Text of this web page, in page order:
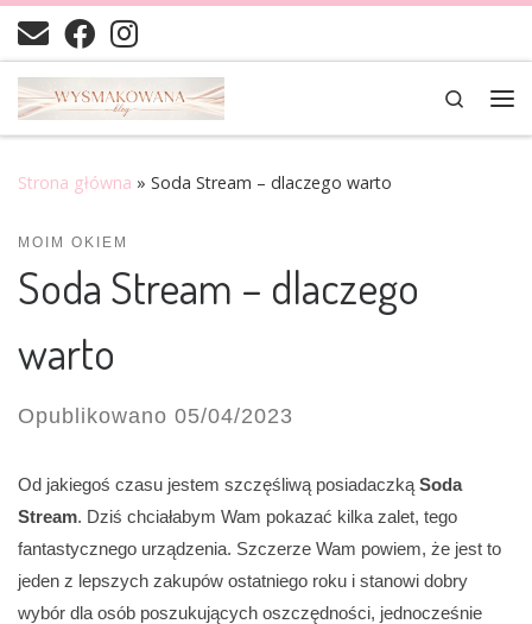
Skip to content
Search
Strona główna » Soda Stream – dlaczego warto
MOIM OKIEM
Soda Stream – dlaczego
warto
Opublikowano 05/04/2023
Od jakiegoś czasu jestem szczęśliwą posiadaczką Soda
Stream. Dziś chciałabym Wam pokazać kilka zalet, tego
fantastycznego urządzenia. Szczerze Wam powiem, że jest to
jeden z lepszych zakupów ostatniego roku i stanowi dobry
wybór dla osób poszukujących oszczędności, jednocześnie